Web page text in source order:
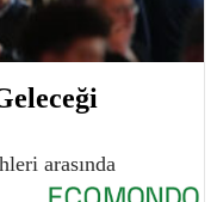
arasında